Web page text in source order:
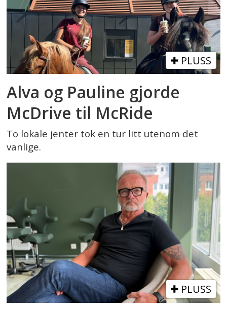
PLUSS
Alva og Pauline gjorde
McDrive til McRide
To lokale jenter tok en tur litt utenom det
vanlige.
PLUSS